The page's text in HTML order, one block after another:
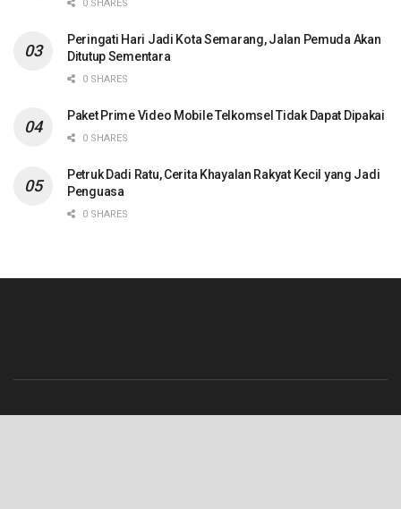
0 SHARES
Peringati Hari Jadi Kota Semarang, Jalan Pemuda Akan
Ditutup Sementara
0 SHARES
Paket Prime Video Mobile Telkomsel Tidak Dapat Dipakai
0 SHARES
Petruk Dadi Ratu, Cerita Khayalan Rakyat Kecil yang Jadi
Penguasa
0 SHARES